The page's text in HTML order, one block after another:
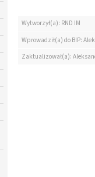
Wytworzył(a): RND IM
Wprowadził(a) do BIP:
Zaktualizował(a):